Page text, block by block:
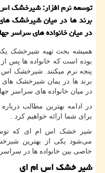
توسعه نرم افزار: شیرخشك
برند ها در میان شیرخشك
در میان خانواده های سراسر
همیشه بحث تهیه شیرخشک
بوده است که خانواده ها پس
پنجه نرم میکنند. شیرخشک اس
برند ها در یمان شیرخشک
در میان خانواده های سراسر
در ادامه بهترین مطالب
برای شما ارائه خواهیم کرد .
شیر خشک اس ام ای که
می‌شود یکی از بهترین
خاصی بین خانواده ها در
شیر خشک اس ام ای